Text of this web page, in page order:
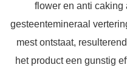
flower en anti caking
gesteentemineraal
mest ontstaat,
het product een gunstig